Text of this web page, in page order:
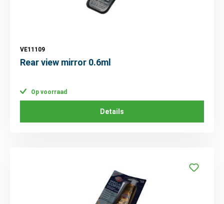
VE11109
Rear view mirror 0.6ml
Op voorraad
Details